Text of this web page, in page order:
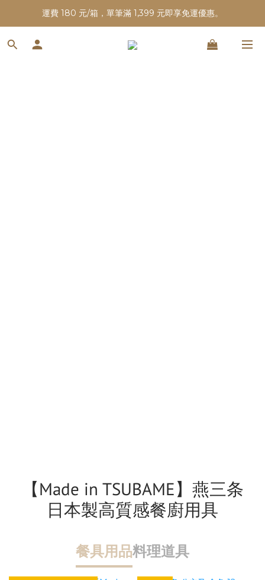
運費 180 元/箱，單筆滿 1,399 元即享免運優惠。
【Made in TSUBAME】燕三条
日本製高質感餐廚用具
餐具用品料理道具